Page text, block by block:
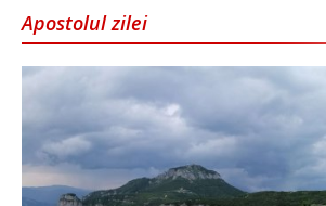
Apostolul zilei